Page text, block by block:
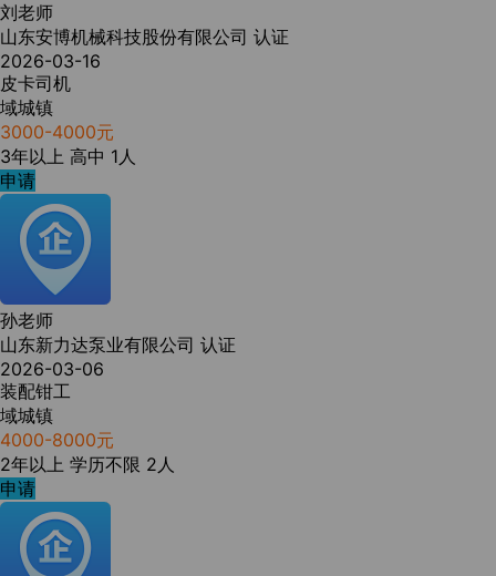
刘老师
山东安博机械科技股份有限公司 认证
2026-03-16
皮卡司机
域城镇
3000-4000元
3年以上 高中 1人
申请
孙老师
山东新力达泵业有限公司 认证
2026-03-06
装配钳工
域城镇
4000-8000元
2年以上 学历不限 2人
申请